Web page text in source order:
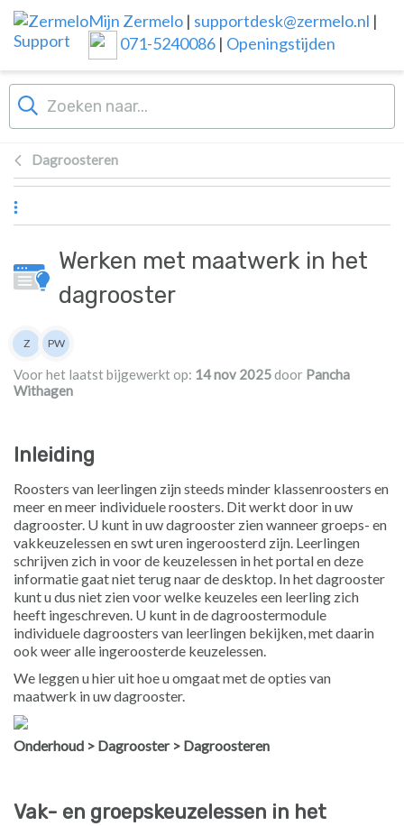
Overslaan naar hoofdinhoud
Mijn Zermelo | supportdesk@zermelo.nl |
071-5240086 | Openingstijden
Dagroosteren
Werken met maatwerk in het
dagrooster
Lijst van auteurs
Z
Zermelo
PW
Pancha Withagen
Voor het laatst bijgewerkt op: 14 nov 2025door Pancha
Withagen
Inleiding
Roosters van leerlingen zijn steeds minder klassenroosters en
meer en meer individuele roosters. Dit werkt door in uw
dagrooster. U kunt in uw dagrooster zien wanneer groeps- en
vakkeuzelessen en swt uren ingeroosterd zijn. Leerlingen
schrijven zich in voor de keuzelessen in het portal en deze
informatie gaat niet terug naar de desktop. In het dagrooster
kunt u dus niet zien voor welke keuzeles een leerling zich
heeft ingeschreven. U kunt in de dagroostermodule
individuele dagroosters van leerlingen bekijken, met daarin
ook weer alle ingeroosterde keuzelessen.
We leggen u hier uit hoe u omgaat met de opties van
maatwerk in uw dagrooster.
Onderhoud > Dagrooster > Dagroosteren
Vak- en groepskeuzelessen in het